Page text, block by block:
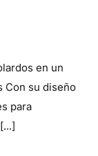
en un
Con su diseño
para